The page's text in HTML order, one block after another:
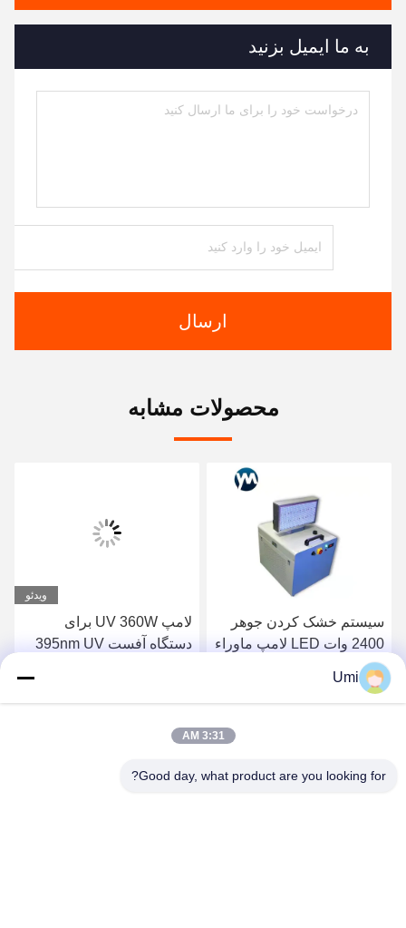
به ما ایمیل بزنید
ارسال
محصولات مشابه
سیستم خشک کردن جوهر
2400 وات LED لامپ ماوراء
بنفش UV خنک کننده آب
بهترین قیمت را دریافت
ویدئو
لامپ UV 360W برای
دستگاه آفست 395nm UV
بهترین قیمت را دریافت
Umi
3:31 AM
Good day, what product are you looking for?